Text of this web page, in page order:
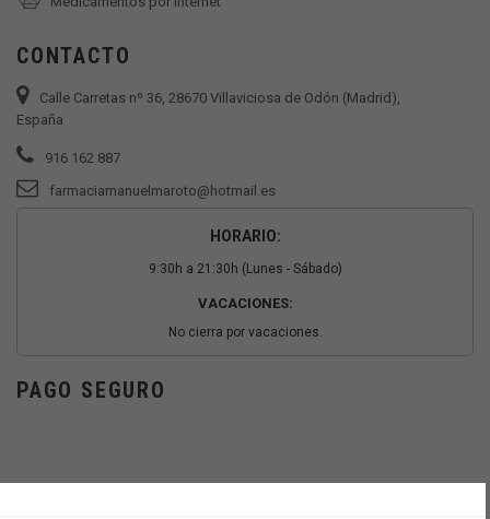
CONTACTO
Calle Carretas nº 36, 28670 Villaviciosa de Odón (Madrid),
España
916 162 887
farmaciamanuelmaroto@hotmail.es
HORARIO:
9:30h a 21:30h (Lunes - Sábado)
VACACIONES:
No cierra por vacaciones.
PAGO SEGURO